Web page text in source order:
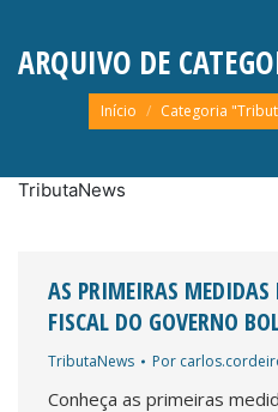
ARQUIVO DE
Você está aqui:
Início Categoria
TributaNews
AS PRIMEIRAS MEDIDAS
FISCAL DO GOVERNO
TributaNews Por
Conheça as primeiras